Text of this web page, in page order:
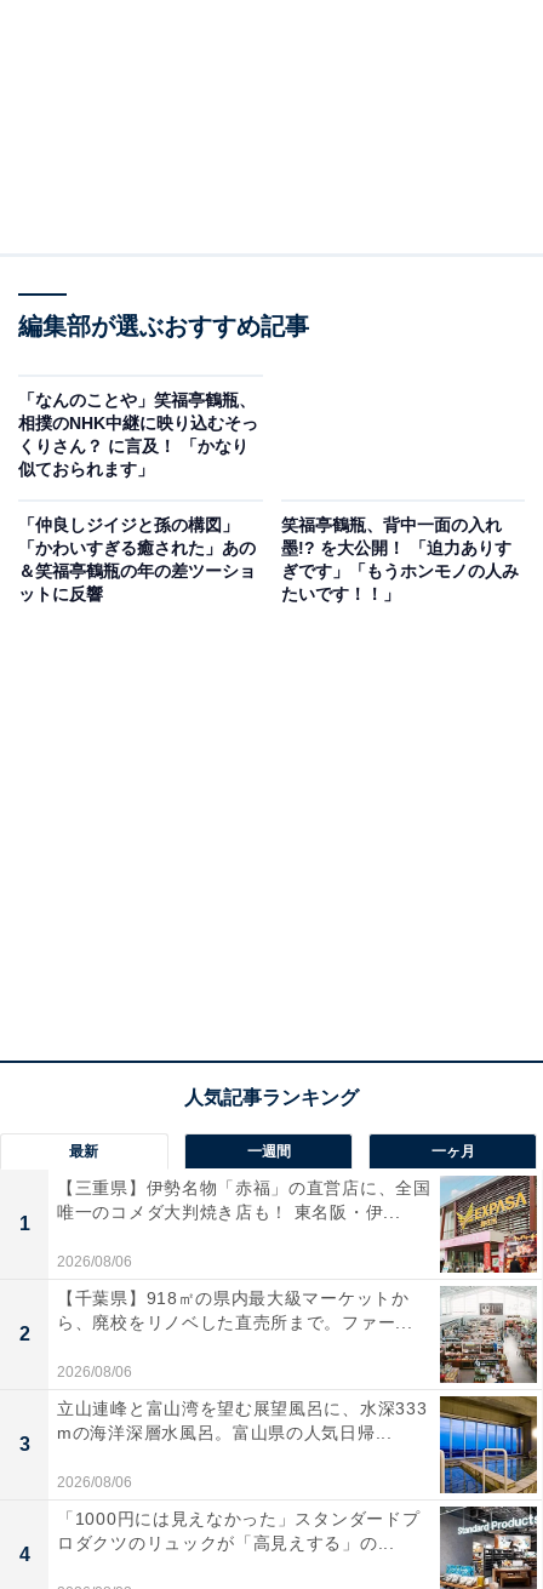
編集部が選ぶおすすめ記事
「なんのことや」笑福亭鶴瓶、
相撲のNHK中継に映り込むそっ
くりさん？ に言及！ 「かなり
似ておられます」
「仲良しジイジと孫の構図」
「かわいすぎる癒された」あの
＆笑福亭鶴瓶の年の差ツーショ
ットに反響
笑福亭鶴瓶、背中一面の入れ
墨!? を大公開！ 「迫力ありす
ぎです」「もうホンモノの人み
たいです！！」
最新 一週間 一ヶ月
1
【三重県】伊勢名物「赤福」の直営店に、全国
唯一のコメダ大判焼き店も！ 東名阪・伊...
2026/08/06
2
【千葉県】918㎡の県内最大級マーケットか
ら、廃校をリノベした直売所まで。ファー...
2026/08/06
3
立山連峰と富山湾を望む展望風呂に、水深333
mの海洋深層水風呂。富山県の人気日帰...
2026/08/06
4
「1000円には見えなかった」スタンダードプ
ロダクツのリュックが「高見えする」の...